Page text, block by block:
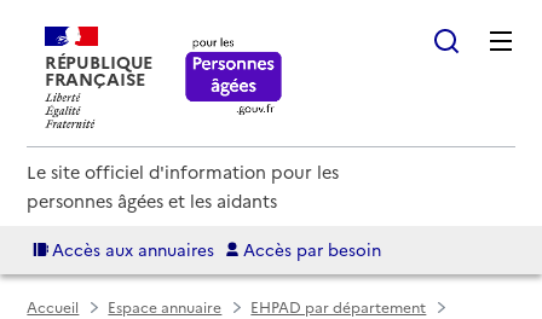
RÉPUBLIQUE
FRANÇAISE
Le site officiel d'information pour les
personnes âgées et les aidants
Accès aux annuaires Accès par besoin
Accueil Espace annuaire
EHPAD par département